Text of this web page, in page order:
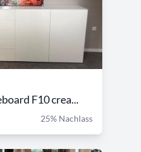
F10 crea...
25% Nachlass